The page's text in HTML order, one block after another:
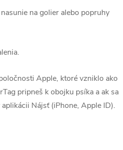
na golier alebo popruhy
Apple, ktoré vzniklo ako
pripneš k obojku psíka a ak sa
Nájsť (iPhone, Apple ID).